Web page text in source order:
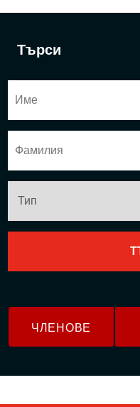
Търси
ЧЛЕНОВЕ